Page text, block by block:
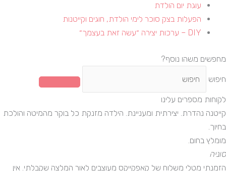
עוגת יום הולדת
הפעלות בצק סוכר לימי הולדת, חוגים וקייטנות​
DIY – ערכות יצירה ״עשה זאת בעצמך״
מחפשים משהו נוסף?
חיפוש
לקוחות מספרים עלינו
קייטנה נהדרת. יצירתית ומעניינת. הילדה מזנקת כל בוקר מהמיטה והולכת
בחיוך.
מומלץ בחום.
סוניה
הזמנתי מטלי משלוח של קאפקייקס מעוצבים לאור המלצה שקבלתי. אין